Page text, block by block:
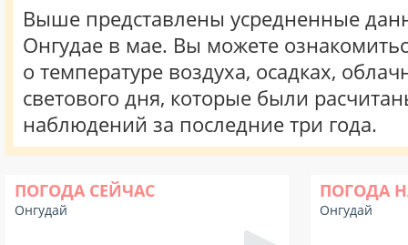
Выше представлены усредненные
Онгудае в мае. Вы можете
о температуре воздуха, осадках,
светового дня, которые были
наблюдений за последние три года.
ПОГОДА СЕЙЧАС
Онгудай
ПОГОДА
Онгудай